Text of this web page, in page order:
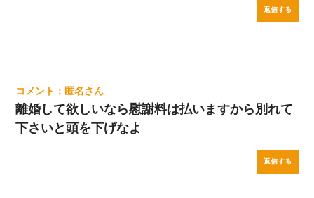
返信する
匿名
離婚して欲しいなら慰謝料は払いますから別れて
下さいと頭を下げなよ
返信する